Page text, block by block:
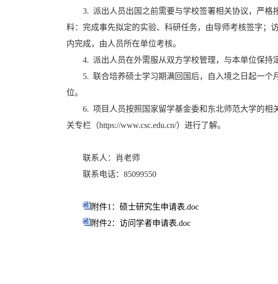
3. 派出人员出国之前需要与学校签署相关协议，严
料：完成事先拟定的实验、科研任务，由导师考核签字；
内完成，由人员所在单位考核。
4. 派出人员在外需服从双方学校管理，与本单位保持
5. 联合培养硕士学习期满回国后，自入境之日起一
位。
6. 项目人员按照国家留学基金委和东北师范大学的相
关专栏（https://www.csc.edu.cn/）进行了解。
联系人：肖老师
联系电话：85099550
附件1：硕士研究生申请表.doc
附件2：访问学者申请表.doc